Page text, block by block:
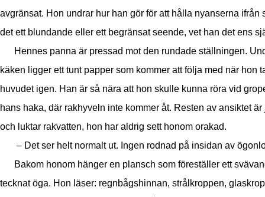
avgränsat. Hon undrar hur han gör för att hålla nyanserna ifrån
det ett blundande eller ett begränsat seende, vet han det ens
Hennes panna är pressad mot den rundade ställningen.
käken ligger ett tunt papper som kommer att följa med när hon
huvudet igen. Han är så nära att hon skulle kunna röra vid
hans haka, där rakhyveln inte kommer åt. Resten av ansiktet är
och luktar rakvatten, hon har aldrig sett honom orakad.
– Det ser helt normalt ut. Ingen rodnad på insidan av
Bakom honom hänger en plansch som föreställer ett
tecknat öga. Hon läser: regnbågshinnan, strålkroppen,